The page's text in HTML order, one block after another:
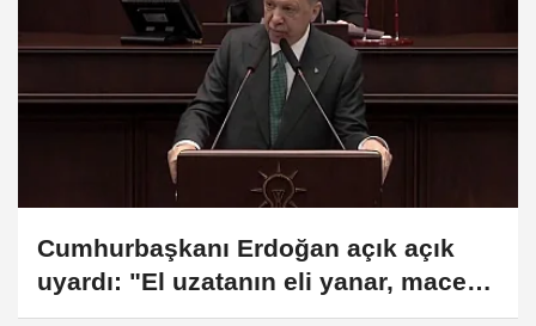
Cumhurbaşkanı Erdoğan açık açık
uyardı: "El uzatanın eli yanar, macera
arayan olursa hodri meydan deriz"